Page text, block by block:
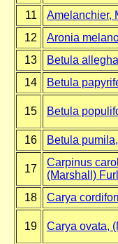
11 Amelanchier,
12
Aronia
13
Betula
14
Betula
15 Betula
16
Betula
17
Carpinus
(Marshall)
18 Carya
19 Carya ovata,